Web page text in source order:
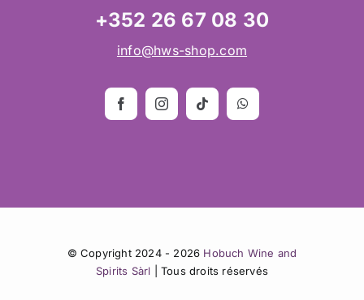
+352 26 67 08 30
info@hws-shop.com
© Copyright 2024 - 2026 Hobuch Wine and
Spirits Sàrl | Tous droits réservés